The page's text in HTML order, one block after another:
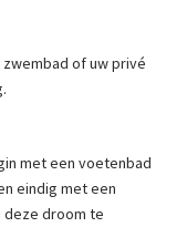
of uw privé
met een voetenbad
eindig met een
deze droom te